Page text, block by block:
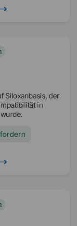
Siloxanbasis, der
in